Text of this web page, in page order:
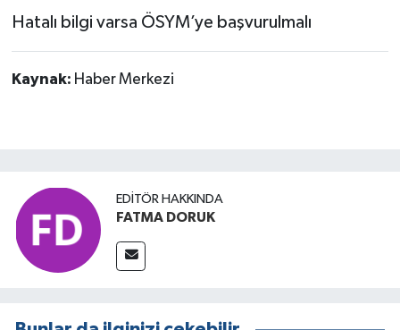
Hatalı bilgi varsa ÖSYM’ye başvurulmalı
Kaynak: Haber Merkezi
EDITÖR HAKKINDA
FATMA DORUK